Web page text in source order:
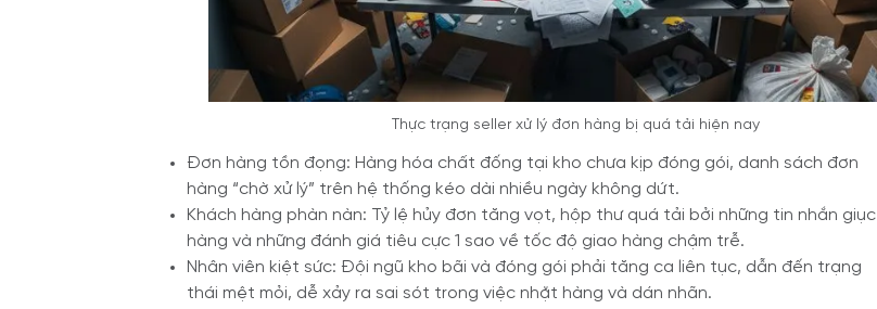
Thực trạng seller xử lý đơn hàng bị quá tải hiện nay
Đơn hàng tồn đọng: Hàng hóa chất đống tại kho chưa kịp đóng gói, danh sách đơn
hàng “chờ xử lý” trên hệ thống kéo dài nhiều ngày không dứt.
Khách hàng phàn nàn: Tỷ lệ hủy đơn tăng vọt, hộp thư quá tải bởi những tin nhắn giục
hàng và những đánh giá tiêu cực 1 sao về tốc độ giao hàng chậm trễ.
Nhân viên kiệt sức: Đội ngũ kho bãi và đóng gói phải tăng ca liên tục, dẫn đến trạng
thái mệt mỏi, dễ xảy ra sai sót trong việc nhặt hàng và dán nhãn.